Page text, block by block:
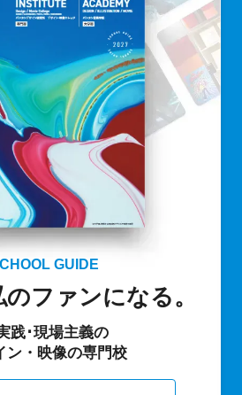
GUIDE
ファンになる。
践･現場主義の
ン・映像の専門校